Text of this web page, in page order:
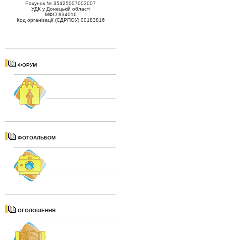
Рахунок № 35425007003007
УДК у Донецькій області
МФО 834016
Код організації (ЄДРПОУ) 00183816
ФОРУМ
ФОТОАЛЬБОМ
ОГОЛОШЕННЯ